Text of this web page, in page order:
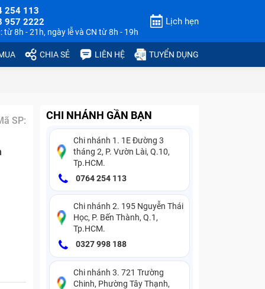
254 113
957 2222
từ 8h - 21h, ngày lễ và CN từ 8h - 19h
Lịch hẹn
CHIA SẺ LIÊN HỆ TUYỂN DỤNG
SP: CHI NHÁNH GẦN BẠN
Chi nhánh 1. 1E Đường 3
tháng 2, P. Vườn Lài, Q.10,
Tp.HCM.
0764 254 113
Chi nhánh 2. 195 Nguyễn Thái
Học, P. Bến Thành, Q.1,
Tp.HCM.
0327 998 188
Chi nhánh 3. 721 Trường
Chinh, Phường Tây Thạnh,